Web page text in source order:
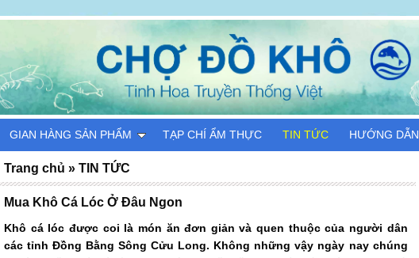
Mua Khô Cá Lóc Ở Đâu Ngon
Khô cá lóc được coi là món ăn đơn giản và quen thuộc của người dân
các tỉnh Đồng Bằng Sông Cửu Long. Không những vậy ngày nay chúng
Trang chủ »TIN TỨC
GIAN HÀNG SẢN PHẨM TẠP CHÍ ẨM THỰC TIN TỨC HƯỚNG DẪN